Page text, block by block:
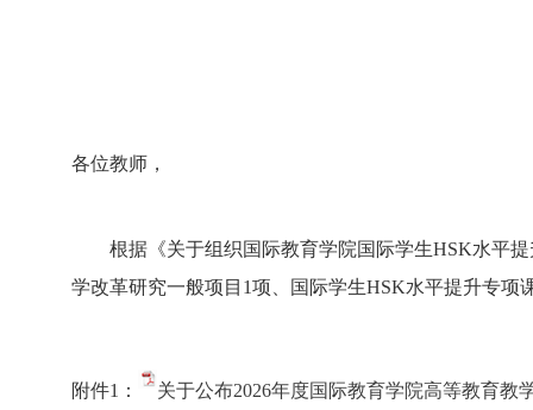
各位教师，
根据《关于组织国际教育学院国际学生HSK水平
学改革研究一般项目 1项、国际学生HSK水平提升专项
附件1： 关于公布2026年度国际教育学院高等教育教